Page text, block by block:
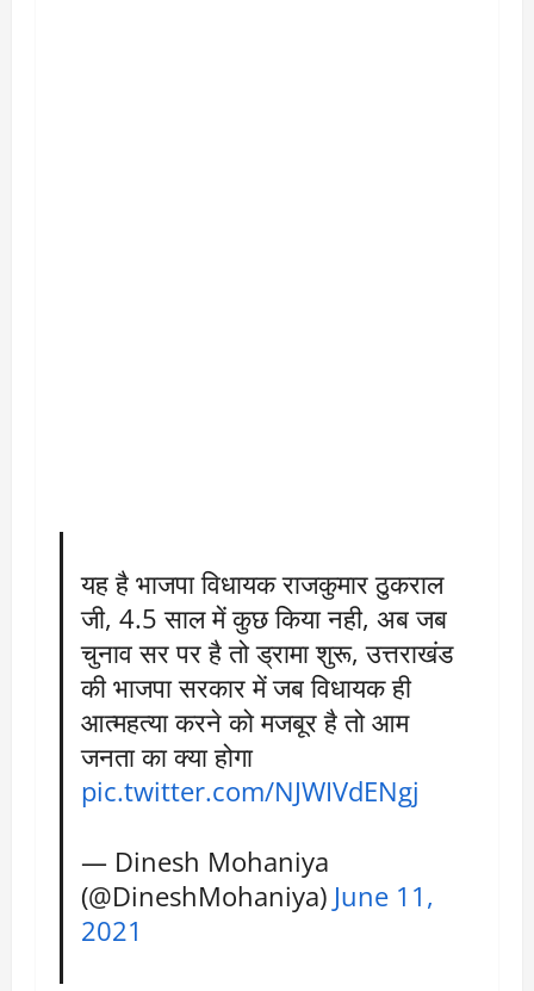
यह है भाजपा विधायक राजकुमार ठुकराल
जी, 4.5 साल में कुछ किया नही, अब जब
चुनाव सर पर है तो ड्रामा शुरू, उत्तराखंड
की भाजपा सरकार में जब विधायक ही
आत्महत्या करने को मजबूर है तो आम
जनता का क्या होगा
pic.twitter.com/NJWIVdENgj
— Dinesh Mohaniya
(@DineshMohaniya) June 11,
2021